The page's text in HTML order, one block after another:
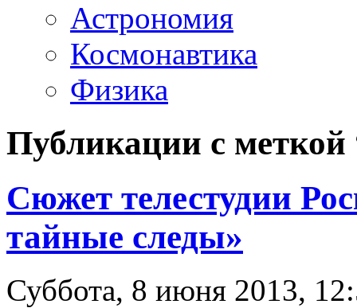
Астрономия
Космонавтика
Физика
Публикации с меткой
Сюжет телестудии
тайные следы»
Суббота, 8 июня 2013,